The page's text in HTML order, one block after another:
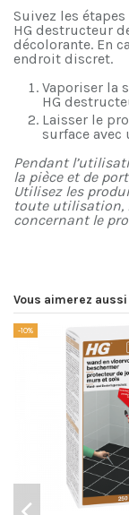
Suivez les
HG destructeur
décolorante. En
endroit discret.
Vaporiser la
HG
Laisser le
surface avec
Pendant
la pièce et de
Utilisez les
toute utilisation,
concernant le
Vous aimerez aussi
-10%